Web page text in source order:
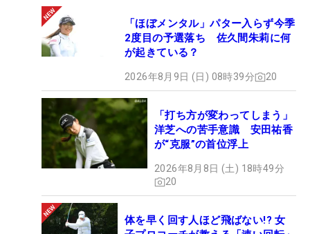
「ほぼメンタル」パター入らず今季
2度目の予選落ち 佐久間朱莉に何
が起きている？
2026年8月9日 (日) 08時39分 20
「打ち方が変わってしまう」
洋芝への苦手意識 安田祐香
が“克服”の首位浮上
2026年8月8日 (土) 18時49分
20
体を早く回す人ほど飛ばない!? 女